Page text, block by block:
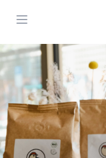
Open menu